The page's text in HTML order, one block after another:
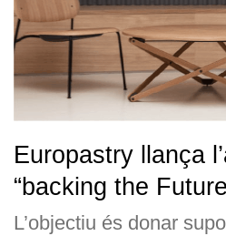
Europastry llança
“backing the
L’objectiu és donar